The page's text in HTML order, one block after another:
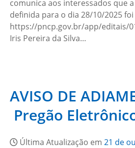
comunica aos interessados que
definida para o dia 28/10/2025
https://pncp.gov.br/app/editais/
Iris Pereira da Silva…
AVISO DE
Pregão
Última Atualização em 21 de